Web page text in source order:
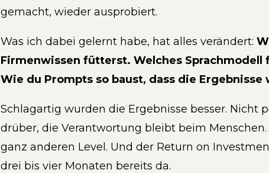
gemacht, wieder ausprobiert.
Was ich dabei gelernt habe, hat alles verändert:
Firmenwissen fütterst. Welches
Wie du Prompts so baust, dass die Ergebnisse
Schlagartig wurden die Ergebnisse besser. Nicht
drüber, die Verantwortung bleibt beim
ganz anderen Level. Und der Return on
drei bis vier Monaten bereits da.